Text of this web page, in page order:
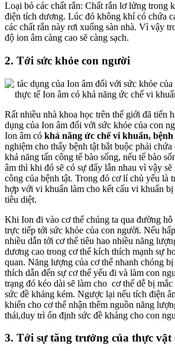
Loại bỏ các chất rắn: Chất rắn lơ lửng trong
điện tích dương. Lúc đó không khí có chứa
các chất rắn này rơi xuống sàn nhà. Vì vậy
độ ion âm càng cao sẽ càng sạch.
2. Tới sức khỏe con người
Rất nhiều nhà khoa học trên thế giới đã tiến
dụng của Ion âm đối với sức khỏe của con
Ion âm có khả năng ức chế vi khuẩn,
nghiệm cho thấy bệnh tật bắt buộc phải
khả năng tấn công tế bào sống, nếu tế bào
âm thì khi đó sẽ có sự đẩy lẫn nhau vì vậy sẽ
công của bệnh tật. Trong đó cơ lí chủ yếu là
hợp với vi khuẩn làm cho kết cấu vi khuẩn
tiêu diệt.
Khi Ion đi vào cơ thể chúng ta qua đường
trực tiếp tới sức khỏe của con người. Nếu
nhiều dẫn tới cơ thể tiêu hao nhiều năng
dương cao trong cơ thể kích thích mạnh sự
quan. Năng lượng của cơ thể nhanh chóng
thích dẫn đến sự cơ thể yếu đi và làm con
trạng đó kéo dài sẽ làm cho cơ thể dễ bị
sức đề kháng kém. Ngược lại nếu tích điện
khiến cho cơ thể nhận thêm nguồn năng
thái,duy trì ổn định sức đề kháng cho con
3. Tới sự tăng trưởng của thực vật